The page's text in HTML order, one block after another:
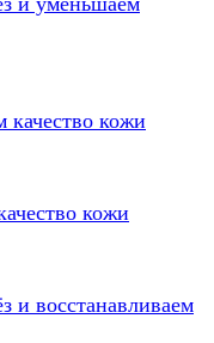
качество кожи
кожи
и восстанавливаем